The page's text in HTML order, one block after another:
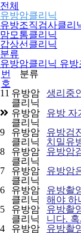
전체
유방암클리닉
유방조직검사클리
맘모톰클리닉
갑상선클리닉
분류
유방암클리닉 유방
번
호
분류
11 유방암
클리닉
생리중
유방암
클리닉
유방 자
9
유방암
클리닉
유방검
치밀유
8
유방암
클리닉
유방암
7
유방암
클리닉
유방암
6
유방암
클리닉
유방촬
해야 하
5
유방암
클리닉
유방촬
니다.
4
유방암
유방촬